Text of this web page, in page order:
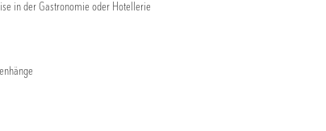
in der Gastronomie oder Hotellerie